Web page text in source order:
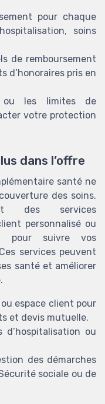
pour chaque
soins
de remboursement
d’honoraires pris en
ou les limites de
votre protection
dans l’offre
santé ne
des soins.
des services
personnalisé ou
pour suivre vos
services peuvent
santé et améliorer
espace client pour
et devis mutuelle.
d’hospitalisation ou
des démarches
sociale ou de